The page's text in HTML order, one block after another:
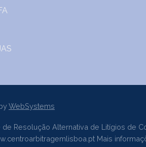
WebSystems
Resolução Alternativa de Litígios de
Mais